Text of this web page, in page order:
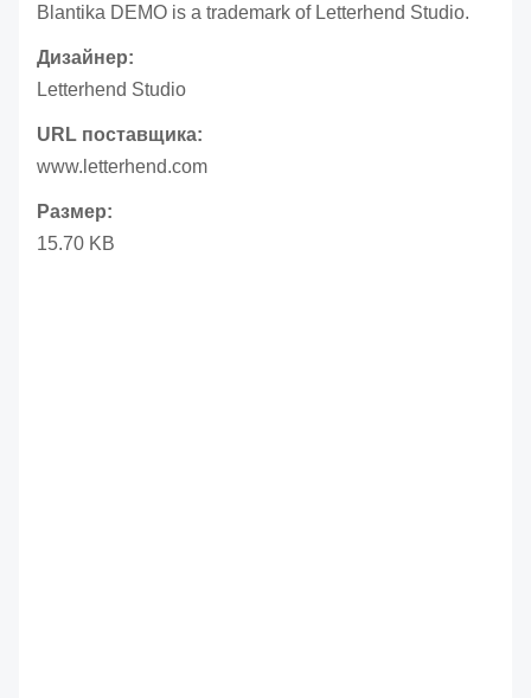
Blantika DEMO is a trademark of Letterhend Studio.
Дизайнер:
Letterhend Studio
URL поставщика:
www.letterhend.com
Размер:
15.70 KB